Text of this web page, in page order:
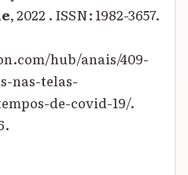
, 2022 . ISSN: 1982-3657.
hub/anais/409-
nas-telas-
de-covid-19/.